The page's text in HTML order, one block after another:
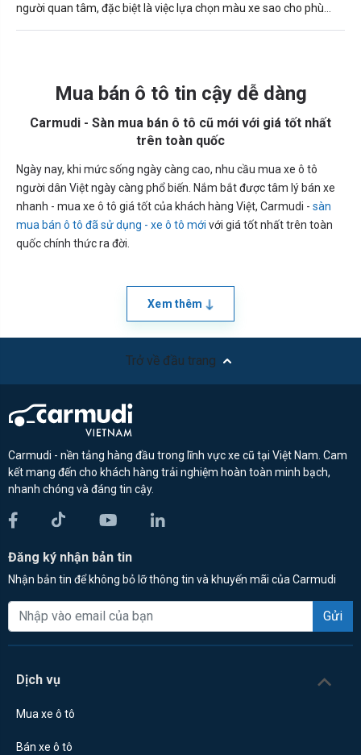
người quan tâm, đặc biệt là việc lựa chọn màu xe sao cho phù
Mua bán ô tô tin cậy dễ dàng
Carmudi - Sàn mua bán ô tô cũ mới với giá tốt nhất
trên toàn quốc
Ngày nay, khi mức sống ngày càng cao, nhu cầu mua xe ô tô
người dân Việt ngày càng phổ biến. Nắm bắt được tâm lý bán xe
nhanh - mua xe ô tô giá tốt của khách hàng Việt, Carmudi - sàn
mua bán ô tô đã sử dụng - xe ô tô mới với giá tốt nhất trên toàn
quốc chính thức ra đời.
Xem thêm
Trở về đầu trang
Carmudi - nền tảng hàng đầu trong lĩnh vực xe cũ tại Việt Nam. Cam
kết mang đến cho khách hàng trải nghiệm hoàn toàn minh bạch,
nhanh chóng và đáng tin cậy.
Đăng ký nhận bản tin
Nhận bản tin để không bỏ lỡ thông tin và khuyến mãi của Carmudi
Gửi
Dịch vụ
Mua xe ô tô
Bán xe ô tô